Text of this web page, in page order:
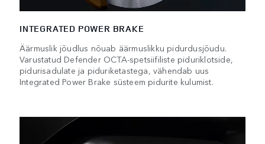
INTEGRATED POWER BRAKE
Äärmuslik jõudlus nõuab äärmuslikku pidurdusjõudu.
Varustatud Defender OCTA-spetsiifiliste piduriklotside,
pidurisadulate ja piduriketastega, vähendab uus
Integrated Power Brake süsteem pidurite kulumist.